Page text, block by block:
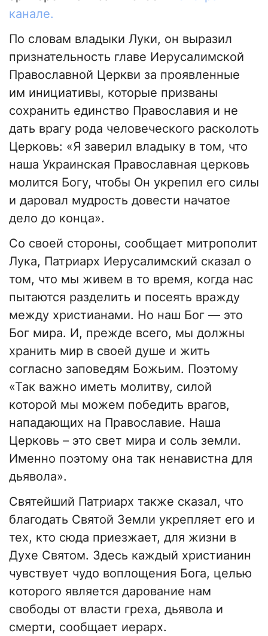
канале.
По словам владыки Луки, он выразил
признательность главе Иерусалимской
Православной Церкви за проявленные
им инициативы, которые призваны
сохранить единство Православия и не
дать врагу рода человеческого расколоть
Церковь: «Я заверил владыку в том, что
наша Украинская Православная церковь
молится Богу, чтобы Он укрепил его силы
и даровал мудрость довести начатое
дело до конца».
Со своей стороны, сообщает митрополит
Лука, Патриарх Иерусалимский сказал о
том, что мы живем в то время, когда нас
пытаются разделить и посеять вражду
между христианами. Но наш Бог — это
Бог мира. И, прежде всего, мы должны
хранить мир в своей душе и жить
согласно заповедям Божьим. Поэтому
«Так важно иметь молитву, силой
которой мы можем победить врагов,
нападающих на Православие. Наша
Церковь – это свет мира и соль земли.
Именно поэтому она так ненавистна для
дьявола».
Святейший Патриарх также сказал, что
благодать Святой Земли укрепляет его и
тех, кто сюда приезжает, для жизни в
Духе Святом. Здесь каждый христианин
чувствует чудо воплощения Бога, целью
которого является дарование нам
свободы от власти греха, дьявола и
смерти, сообщает иерарх.